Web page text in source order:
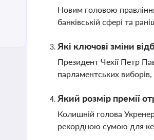
Новим головою
банківській сфері та
Які ключові зміни
Президент Чехії Петр
парламентських
Який розмір премії
Колишній голова
рекордною сумою для